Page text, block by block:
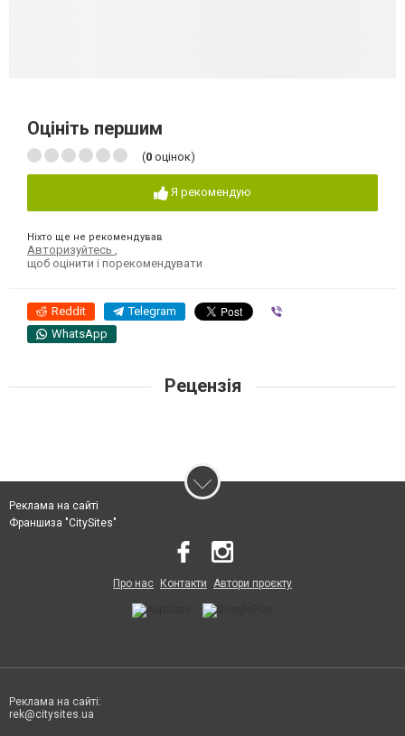
Оцініть першим
(0 оцінок)
Я рекомендую
Ніхто ще не рекомендував
Авторизуйтесь
щоб оцінити і порекомендувати
Reddit Telegram
WhatsApp
Рецензія
Реклама на сайті
Франшиза "CitySites"
Про нас Контакти Автори проєкту
Реклама на сайті:
rek@citysites.ua